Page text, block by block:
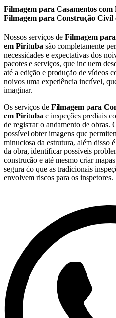
Filmagem para Casamentos
Filmagem para Construção Civil
Nossos serviços de Filmagem
em Pirituba são completamente
necessidades e expectativas dos
pacotes e serviços, que incluem
até a edição e produção de vídeos
noivos uma experiência incrível,
imaginar.
Os serviços de Filmagem para
em Pirituba e inspeções prediais
de registrar o andamento de obras.
possível obter imagens que
minuciosa da estrutura, além disso
da obra, identificar possíveis
construção e até mesmo criar
segura do que as tradicionais
envolvem riscos para os inspetores.